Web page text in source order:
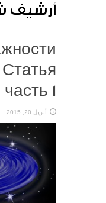
أرشيف
часть 1
أبريل 20, 2015